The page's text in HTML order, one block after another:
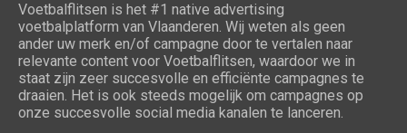
Voetbalflitsen is het #1 native advertising
voetbalplatform van Vlaanderen. Wij weten als geen
ander uw merk en/of campagne door te vertalen naar
relevante content voor Voetbalflitsen, waardoor we in
staat zijn zeer succesvolle en efficiënte campagnes te
draaien. Het is ook steeds mogelijk om campagnes op
onze succesvolle social media kanalen te lanceren.